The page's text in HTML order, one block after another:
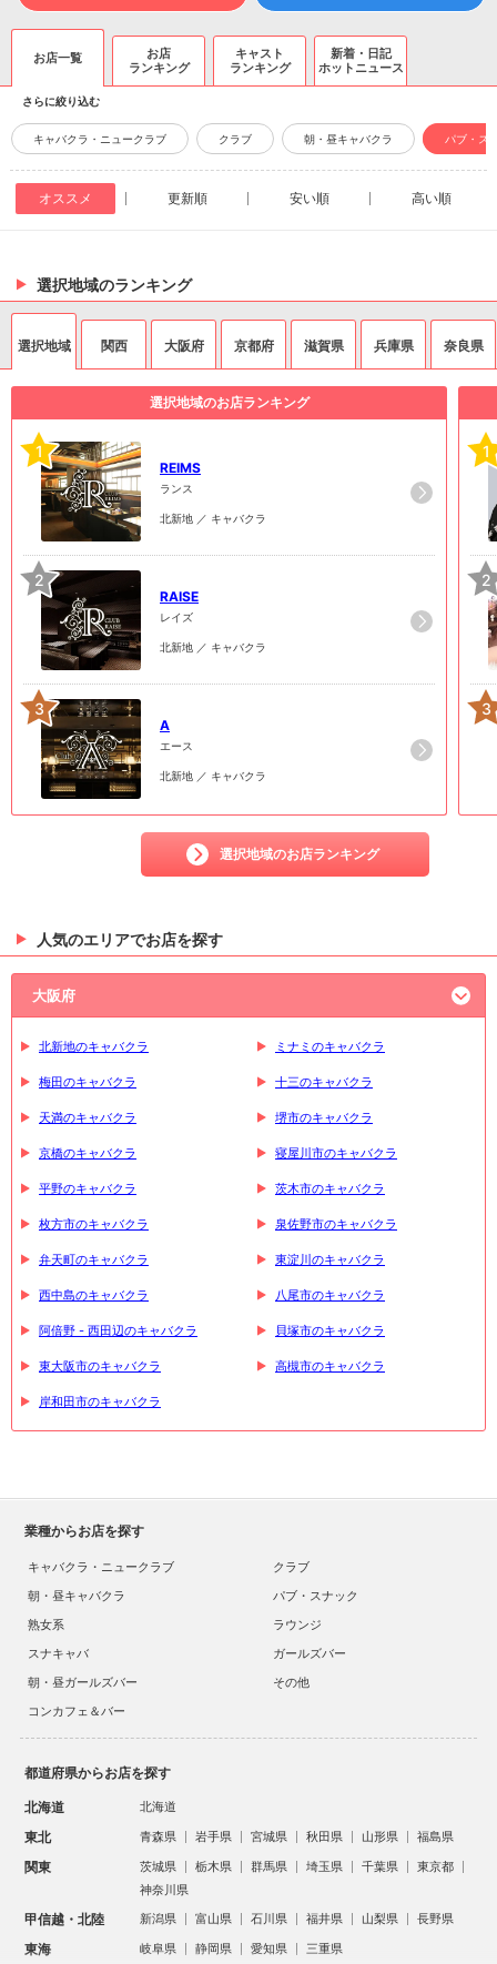
お店一覧
お店
ランキング
キャスト
ランキング
新着・日記
ホットニュース
さらに絞り込む
キャバクラ・ニュークラブ クラブ 朝・昼キャバクラ パブ・ス
オススメ 更新順 安い順 高い順
選択地域のランキング
選択地域 関西 大阪府 京都府 滋賀県 兵庫県 奈良県
選択地域のお店ランキング
1
REIMS
ランス
北新地 ／ キャバクラ
2
RAISE
レイズ
北新地 ／ キャバクラ
3
A
エース
北新地 ／ キャバクラ
選択地域のお店ランキング
1
2
3
人気のエリアでお店を探す
大阪府
北新地のキャバクラ ミナミのキャバクラ
梅田のキャバクラ 十三のキャバクラ
天満のキャバクラ 堺市のキャバクラ
京橋のキャバクラ 寝屋川市のキャバクラ
平野のキャバクラ 茨木市のキャバクラ
枚方市のキャバクラ 泉佐野市のキャバクラ
弁天町のキャバクラ 東淀川のキャバクラ
西中島のキャバクラ 八尾市のキャバクラ
阿倍野 - 西田辺のキャバクラ 貝塚市のキャバクラ
東大阪市のキャバクラ 高槻市のキャバクラ
岸和田市のキャバクラ
業種からお店を探す
キャバクラ・ニュークラブ
クラブ
朝・昼キャバクラ
パブ・スナック
熟女系
ラウンジ
スナキャバ
ガールズバー
朝・昼ガールズバー
その他
コンカフェ＆バー
都道府県からお店を探す
北海道 北海道
東北 青森県 岩手県 宮城県 秋田県 山形県 福島県
関東 茨城県 栃木県 群馬県 埼玉県 千葉県
東京都
神奈川県
甲信越・北陸 新潟県 富山県 石川県 福井県 山梨県 長野県
東海 岐阜県 静岡県 愛知県 三重県